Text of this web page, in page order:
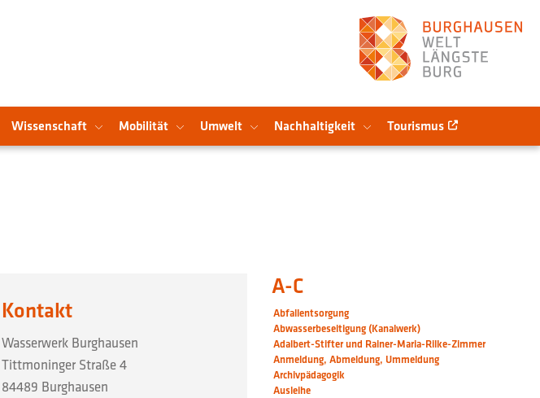
Wissenschaft Mobilität Umwelt Nachhaltigkeit Tourismus
Kontakt
Wasserwerk Burghausen
Tittmoninger Straße 4
84489 Burghausen
A-C
Abfallentsorgung
Abwasserbeseitigung (Kanalwerk)
Adalbert-Stifter und Rainer-Maria-Rilke-Zimmer
Anmeldung, Abmeldung, Ummeldung
Archivpädagogik
Ausleihe